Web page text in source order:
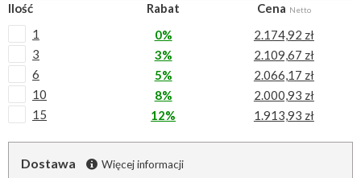
Ilość Rabat Cena Netto
1 0%
2.174,92 zł
3
3%
2.109,67 zł
6
5%
2.066,17 zł
10
8%
2.000,93 zł
15
12% 1.913,93 zł
Dostawa Więcej informacji